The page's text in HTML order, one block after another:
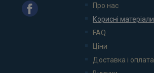
Про нас
Корисні матеріали
FAQ
Ціни
Доставка і оплата